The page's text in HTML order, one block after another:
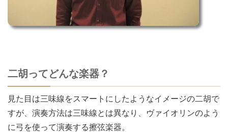
二胡ってどんな楽器？
見た目は三味線をスマートにしたようなイメージの二胡で
すが、演奏方法は三味線とは異なり、ヴァイオリンのよう
に弓を使って演奏する擦弦楽器。